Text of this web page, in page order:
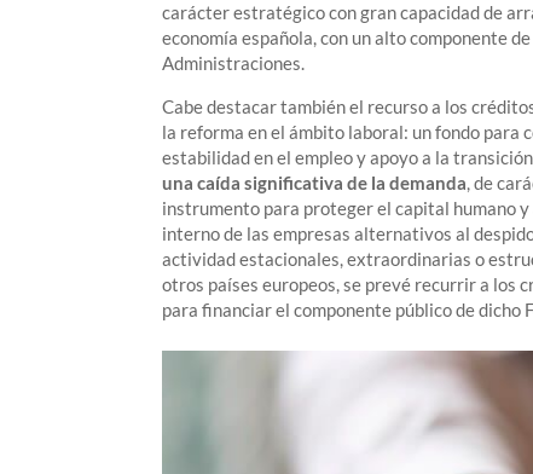
carácter estratégico con gran capacidad de
economía española, con un alto componente
Administraciones.
Cabe destacar también el recurso a los
la reforma en el ámbito laboral: un fondo para
estabilidad en el empleo y apoyo a la
una caída significativa de la demanda, de
instrumento para proteger el capital humano
interno de las empresas alternativos al
actividad estacionales, extraordinarias o
otros países europeos, se prevé recurrir a los
para financiar el componente público de dicho